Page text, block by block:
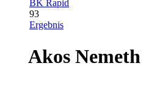
BK Rapid
93
Ergebnis
Akos Nemeth